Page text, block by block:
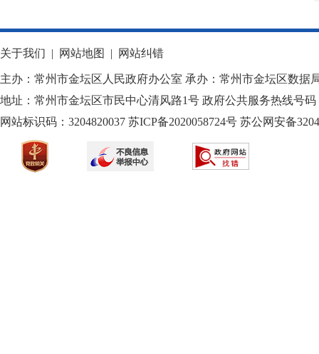
关于我们 | 网站地图 | 网站纠错
主办：常州市金坛区人民政府办公室 承办：常州市金坛区数据
地址：常州市金坛区市民中心清风路1号 政府公共服务热线号码
网站标识码：3204820037 苏ICP备2020058724号 苏公网安备